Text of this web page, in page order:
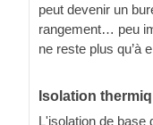
peut devenir un
rangement… peu
ne reste plus qu’à
Isolation
L'isolation de base